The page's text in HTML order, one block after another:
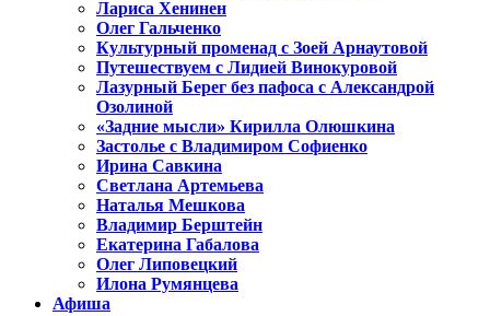
Лариса Хенинен
Олег Гальченко
Культурный променад с Зоей Арнаутовой
Путешествуем с Лидией Винокуровой
Лазурный Берег без пафоса с Александрой
Озолиной
«Задние мысли» Кирилла Олюшкина
Застолье с Владимиром Софиенко
Ирина Савкина
Светлана Артемьева
Наталья Мешкова
Владимир Берштейн
Екатерина Габалова
Олег Липовецкий
Илона Румянцева
Афиша